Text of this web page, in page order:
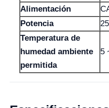
Alimentación
Potencia
Temperatura de
humedad ambiente
permitida
5